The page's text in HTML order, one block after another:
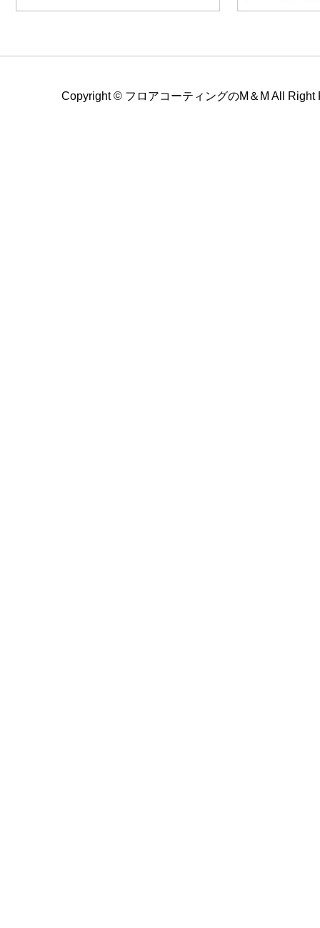
Copyright © フロアコーティングのM＆M All Right